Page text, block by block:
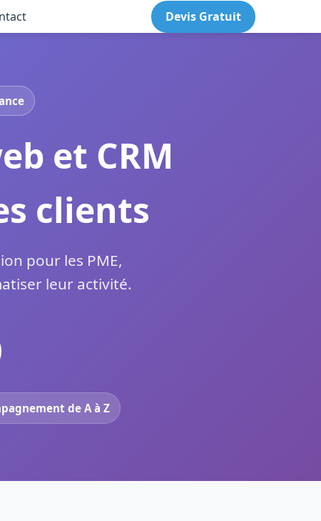
Devis Gratuit
et CRM
clients
pour les PME,
leur activité.
de A à Z